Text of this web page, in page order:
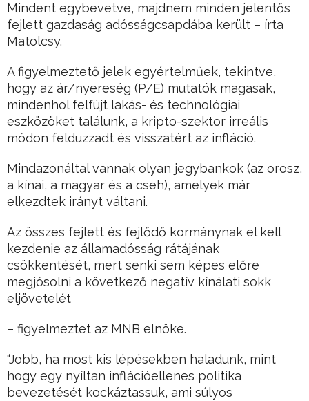
Mindent egybevetve, majdnem minden jelentős
fejlett gazdaság adósságcsapdába került – írta
Matolcsy.
A figyelmeztető jelek egyértelműek, tekintve,
hogy az ár/nyereség (P/E) mutatók magasak,
mindenhol felfújt lakás- és technológiai
eszközöket találunk, a kripto-szektor irreális
módon felduzzadt és visszatért az infláció.
Mindazonáltal vannak olyan jegybankok (az orosz,
a kínai, a magyar és a cseh), amelyek már
elkezdtek irányt váltani.
Az összes fejlett és fejlődő kormánynak el kell
kezdenie az államadósság rátájának
csökkentését, mert senki sem képes előre
megjósolni a következő negatív kínálati sokk
eljövetelét
– figyelmeztet az MNB elnöke.
“Jobb, ha most kis lépésekben haladunk, mint
hogy egy nyíltan inflációellenes politika
bevezetését kockáztassuk, ami súlyos